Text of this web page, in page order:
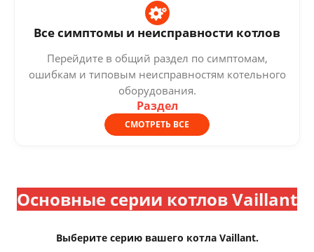
Все симптомы и неисправности котлов
Перейдите в общий раздел по симптомам,
ошибкам и типовым неисправностям котельного
оборудования.
Раздел
СМОТРЕТЬ ВСЕ
Основные серии котлов Vaillant
Выберите серию вашего котла Vaillant.